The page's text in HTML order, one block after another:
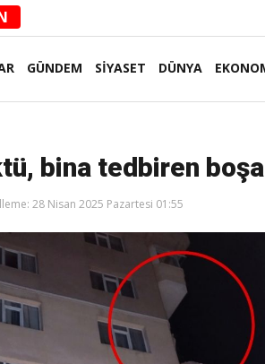
GÜNDEM SİYASET DÜNYA
bina tedbiren
28 Nisan 2025 Pazartesi 01:55